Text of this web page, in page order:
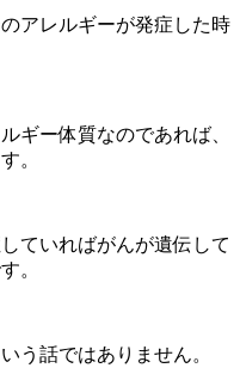
アレルギーが発症した時
ギー体質なのであれば、
。
ていればがんが遺伝して
。
う話ではありません。